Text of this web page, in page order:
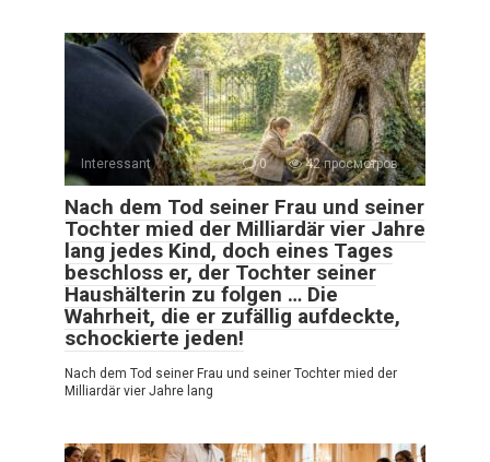
Interessant 0 42 просмотров
Nach dem Tod seiner Frau und seiner
Tochter mied der Milliardär vier Jahre
lang jedes Kind, doch eines Tages
beschloss er, der Tochter seiner
Haushälterin zu folgen … Die
Wahrheit, die er zufällig aufdeckte,
schockierte jeden!
Nach dem Tod seiner Frau und seiner Tochter mied der
Milliardär vier Jahre lang